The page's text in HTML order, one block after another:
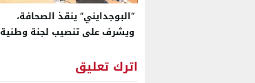
“البوجدايني” ينقذ الصحافة،
ويشرف على تنصيب لجنة وطنية
اترك تعليق